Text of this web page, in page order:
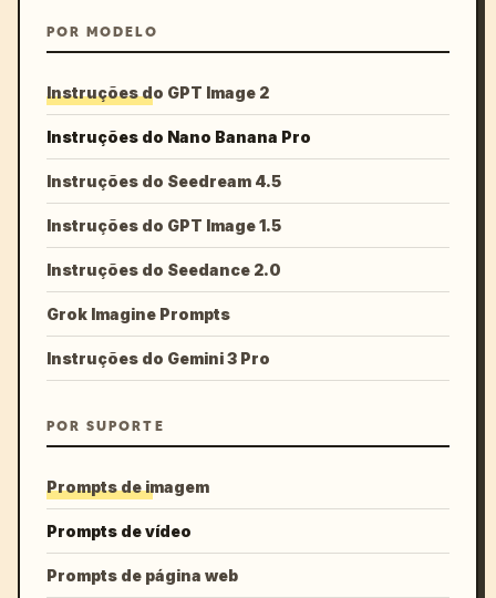
POR MODELO
Instruções do GPT Image 2
Instruções do Nano Banana Pro
Instruções do Seedream 4.5
Instruções do GPT Image 1.5
Instruções do Seedance 2.0
Grok Imagine Prompts
Instruções do Gemini 3 Pro
POR SUPORTE
Prompts de imagem
Prompts de vídeo
Prompts de página web